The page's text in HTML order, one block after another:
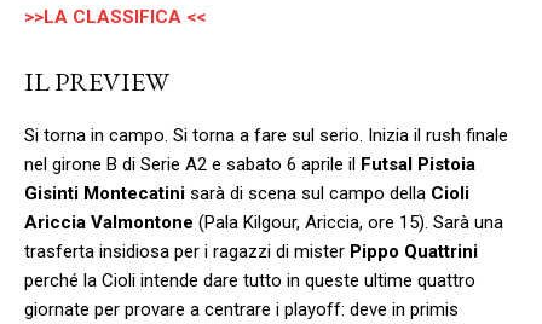
>>LA CLASSIFICA <<
IL PREVIEW
Si torna in campo. Si torna a fare sul serio. Inizia il rush finale
nel girone B di Serie A2 e sabato 6 aprile il Futsal Pistoia
Gisinti Montecatini sarà di scena sul campo della Cioli
Ariccia Valmontone (Pala Kilgour, Ariccia, ore 15). Sarà una
trasferta insidiosa per i ragazzi di mister Pippo Quattrini
perché la Cioli intende dare tutto in queste ultime quattro
giornate per provare a centrare i playoff: deve in primis